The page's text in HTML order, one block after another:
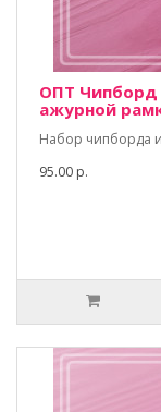
ОПТ Чипборд
ажурной
Набор чипборда
95.00 р.